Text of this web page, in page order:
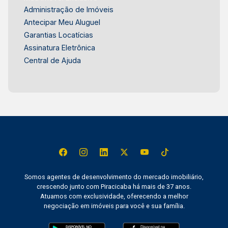
Frias Neto Consultoria de Imóveis, mais de 36
anos no mercado imobiliário de Piracicaba.
Agende sua visita.
Administração de Imóveis
Antecipar Meu Aluguel
Garantias Locatícias
Assinatura Eletrônica
Central de Ajuda
Somos agentes de desenvolvimento do mercado imobiliário,
crescendo junto com Piracicaba há mais de 37 anos.
Atuamos com exclusividade, oferecendo a melhor
negociação em imóveis para você e sua família.